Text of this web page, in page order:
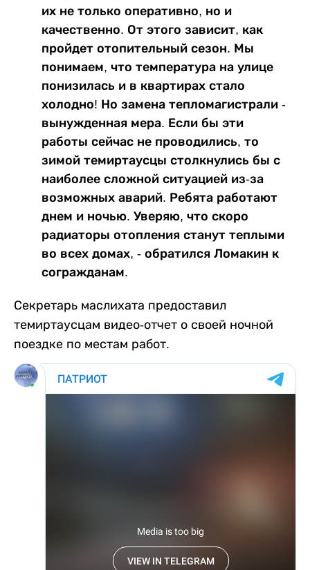
их не только оперативно, но и
качественно. От этого зависит, как
пройдет отопительный сезон. Мы
понимаем, что температура на улице
понизилась и в квартирах стало
холодно! Но замена тепломагистрали -
вынужденная мера. Если бы эти
работы сейчас не проводились, то
зимой темиртаусцы столкнулись бы с
наиболее сложной ситуацией из-за
возможных аварий. Ребята работают
днем и ночью. Уверяю, что скоро
радиаторы отопления станут теплыми
во всех домах, - обратился Ломакин к
согражданам.
Секретарь маслихата предоставил
темиртаусцам видео-отчет о своей ночной
поездке по местам работ.